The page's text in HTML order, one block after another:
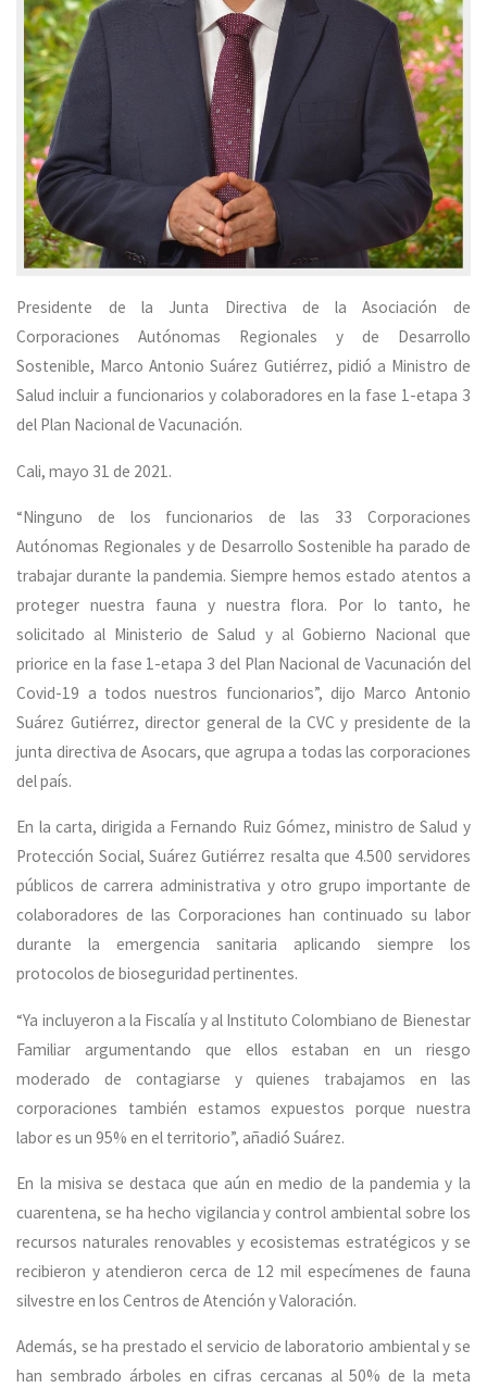
Presidente de la Junta Directiva de la Asociación de
Corporaciones Autónomas Regionales y de Desarrollo
Sostenible, Marco Antonio Suárez Gutiérrez, pidió a Ministro de
Salud incluir a funcionarios y colaboradores en la fase 1-etapa 3
del Plan Nacional de Vacunación.
Cali, mayo 31 de 2021.
“Ninguno de los funcionarios de las 33 Corporaciones
Autónomas Regionales y de Desarrollo Sostenible ha parado de
trabajar durante la pandemia. Siempre hemos estado atentos a
proteger nuestra fauna y nuestra flora. Por lo tanto, he
solicitado al Ministerio de Salud y al Gobierno Nacional que
priorice en la fase 1-etapa 3 del Plan Nacional de Vacunación del
Covid-19 a todos nuestros funcionarios”, dijo Marco Antonio
Suárez Gutiérrez, director general de la CVC y presidente de la
junta directiva de Asocars, que agrupa a todas las corporaciones
del país.
En la carta, dirigida a Fernando Ruiz Gómez, ministro de Salud y
Protección Social, Suárez Gutiérrez resalta que 4.500 servidores
públicos de carrera administrativa y otro grupo importante de
colaboradores de las Corporaciones han continuado su labor
durante la emergencia sanitaria aplicando siempre los
protocolos de bioseguridad pertinentes.
“Ya incluyeron a la Fiscalía y al Instituto Colombiano de Bienestar
Familiar argumentando que ellos estaban en un riesgo
moderado de contagiarse y quienes trabajamos en las
corporaciones también estamos expuestos porque nuestra
labor es un 95% en el territorio”, añadió Suárez.
En la misiva se destaca que aún en medio de la pandemia y la
cuarentena, se ha hecho vigilancia y control ambiental sobre los
recursos naturales renovables y ecosistemas estratégicos y se
recibieron y atendieron cerca de 12 mil especímenes de fauna
silvestre en los Centros de Atención y Valoración.
Además, se ha prestado el servicio de laboratorio ambiental y se
han sembrado árboles en cifras cercanas al 50% de la meta